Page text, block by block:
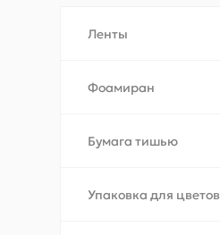
Ленты
Фоамиран
Бумага тишью
Упаковка для цветов